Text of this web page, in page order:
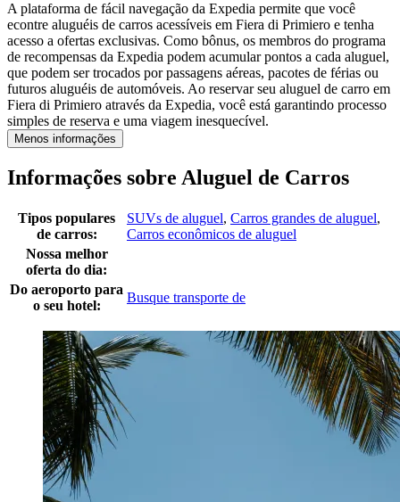
A plataforma de fácil navegação da Expedia permite que você
econtre aluguéis de carros acessíveis em Fiera di Primiero e tenha
acesso a ofertas exclusivas. Como bônus, os membros do programa
de recompensas da Expedia podem acumular pontos a cada aluguel,
que podem ser trocados por passagens aéreas, pacotes de férias ou
futuros aluguéis de automóveis. Ao reservar seu aluguel de carro em
Fiera di Primiero através da Expedia, você está garantindo processo
simples de reserva e uma viagem inesquecível.
Menos informações
Informações sobre Aluguel de Carros
Tipos populares
de carros:
SUVs de aluguel, Carros grandes de aluguel,
Carros econômicos de aluguel
Nossa melhor
oferta do dia:
Do aeroporto para
o seu hotel:
Busque transporte de